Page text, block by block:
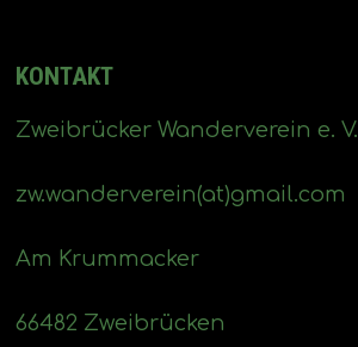
KONTAKT
Zweibrücker Wanderverein e. V.
zw.wanderverein(at)gmail.com
Am Krummacker
66482 Zweibrücken